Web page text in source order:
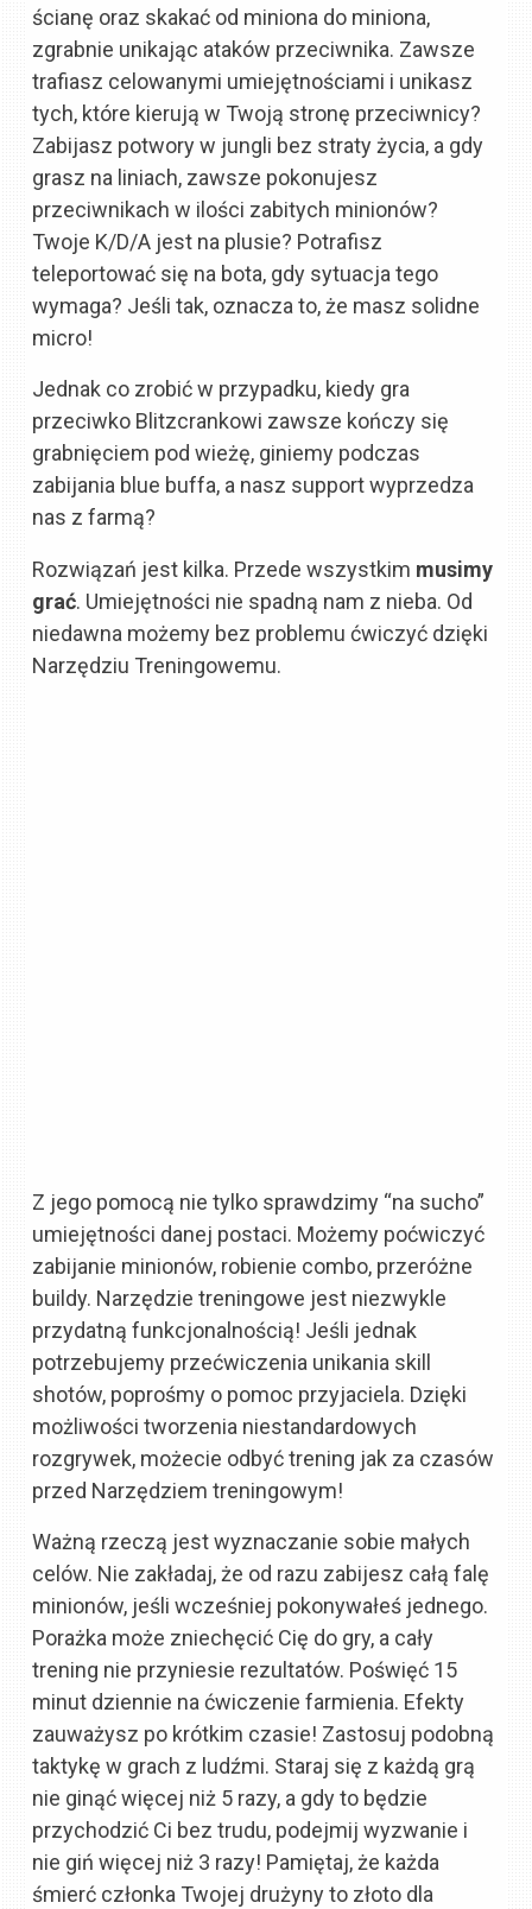
ścianę oraz skakać od miniona do miniona,
zgrabnie unikając ataków przeciwnika. Zawsze
trafiasz celowanymi umiejętnościami i unikasz
tych, które kierują w Twoją stronę przeciwnicy?
Zabijasz potwory w jungli bez straty życia, a gdy
grasz na liniach, zawsze pokonujesz
przeciwnikach w ilości zabitych minionów?
Twoje K/D/A jest na plusie? Potrafisz
teleportować się na bota, gdy sytuacja tego
wymaga? Jeśli tak, oznacza to, że masz solidne
micro!
Jednak co zrobić w przypadku, kiedy gra
przeciwko Blitzcrankowi zawsze kończy się
grabnięciem pod wieżę, giniemy podczas
zabijania blue buffa, a nasz support wyprzedza
nas z farmą?
Rozwiązań jest kilka. Przede wszystkim musimy
grać. Umiejętności nie spadną nam z nieba. Od
niedawna możemy bez problemu ćwiczyć dzięki
Narzędziu Treningowemu.
Z jego pomocą nie tylko sprawdzimy “na sucho”
umiejętności danej postaci. Możemy poćwiczyć
zabijanie minionów, robienie combo, przeróżne
buildy. Narzędzie treningowe jest niezwykle
przydatną funkcjonalnością! Jeśli jednak
potrzebujemy przećwiczenia unikania skill
shotów, poprośmy o pomoc przyjaciela. Dzięki
możliwości tworzenia niestandardowych
rozgrywek, możecie odbyć trening jak za czasów
przed Narzędziem treningowym!
Ważną rzeczą jest wyznaczanie sobie małych
celów. Nie zakładaj, że od razu zabijesz całą falę
minionów, jeśli wcześniej pokonywałeś jednego.
Porażka może zniechęcić Cię do gry, a cały
trening nie przyniesie rezultatów. Poświęć 15
minut dziennie na ćwiczenie farmienia. Efekty
zauważysz po krótkim czasie! Zastosuj podobną
taktykę w grach z ludźmi. Staraj się z każdą grą
nie ginąć więcej niż 5 razy, a gdy to będzie
przychodzić Ci bez trudu, podejmij wyzwanie i
nie giń więcej niż 3 razy! Pamiętaj, że każda
śmierć członka Twojej drużyny to złoto dla